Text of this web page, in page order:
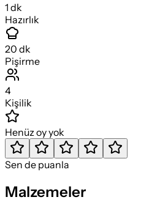
1 dk
Hazırlık
20 dk
Pişirme
4
Kişilik
Henüz oy yok
Sen de puanla
Malzemeler